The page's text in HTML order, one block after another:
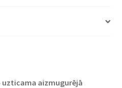
uzticama aizmugurējā